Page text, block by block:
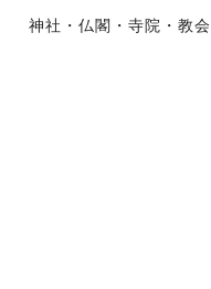
神社・仏閣・寺院・教会